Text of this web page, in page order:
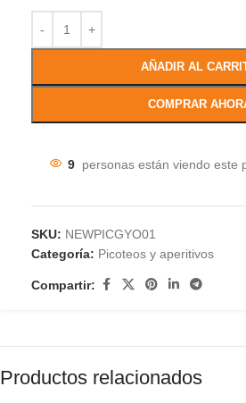
AÑADIR AL
COMPRAR
9 personas están viendo este
SKU: NEWPICGYO01
Categoría: Picoteos y aperitivos
Compartir:
Productos relacionados